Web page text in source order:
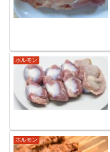
ホルモン
ホルモン